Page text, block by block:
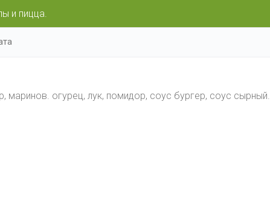
и пицца.
маринов. огурец, лук, помидор, соус бургер, соус сырный.